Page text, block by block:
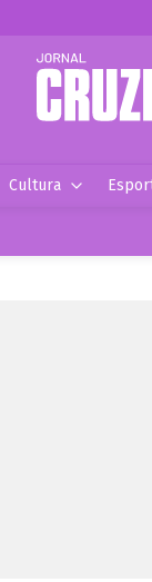
Cultura